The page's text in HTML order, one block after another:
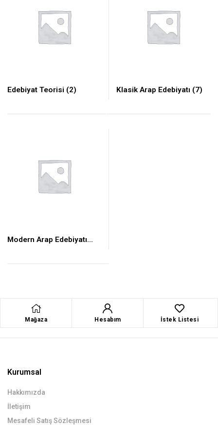
Edebiyat Teorisi (2) Klasik Arap Edebiyatı (7)
Modern Arap Edebiyatı
Mağaza Hesabım İstek Listesi
Kurumsal
Hakkımızda
İletişim
Mesafeli Satış Sözleşmesi